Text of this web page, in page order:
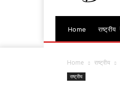
Home राष्ट्रीय
Home राष्ट्रीय
राष्ट्रीय